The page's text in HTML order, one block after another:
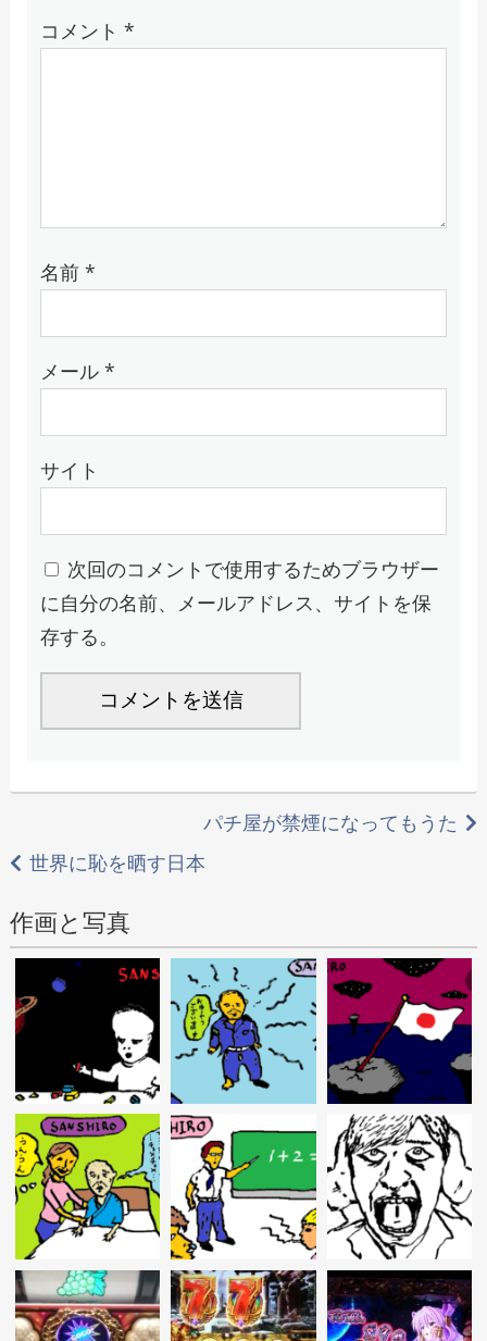
コメント *
名前 *
メール *
サイト
次回のコメントで使用するためブラウザー
に自分の名前、メールアドレス、サイトを保
存する。
稿
ナ
ビ
ゲ
ー
シ
ョ
ン
パチ屋が禁煙になってもうた
世界に恥を晒す日本
作画と写真